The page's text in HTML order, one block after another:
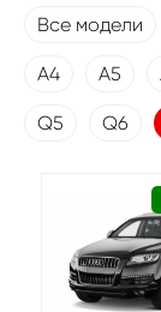
Все модели
A4 A5
Q5 Q6